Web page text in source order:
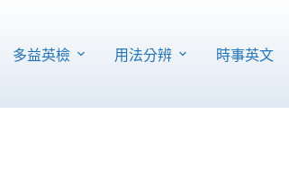
多益英檢 用法分辨 時事英文